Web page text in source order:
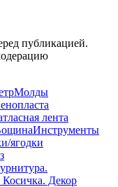
публикацией.
Молды
лента
Инструменты
ягодки
Косичка. Декор